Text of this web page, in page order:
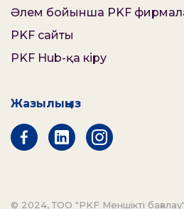
Әлем бойынша PKF
PKF сайты
PKF Hub-қа кіру
Жазылыңыз
© 2024, ТОО "PKF Меншікті бағалау"